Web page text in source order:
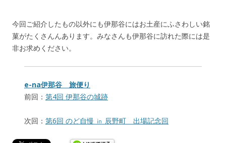
今回ご紹介したもの以外にも伊那谷にはお土産にふさわしい銘
菓がたくさんんあります。みなさんも伊那谷に訪れた際には是
非お求めください。
e-na伊那谷 旅便り
前回： 第4回 伊那谷の城跡
次回： 第6回 のど自慢 ㏌ 辰野町 出場記念回